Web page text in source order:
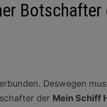
Botschafter
Deswegen
der Mein Schiff